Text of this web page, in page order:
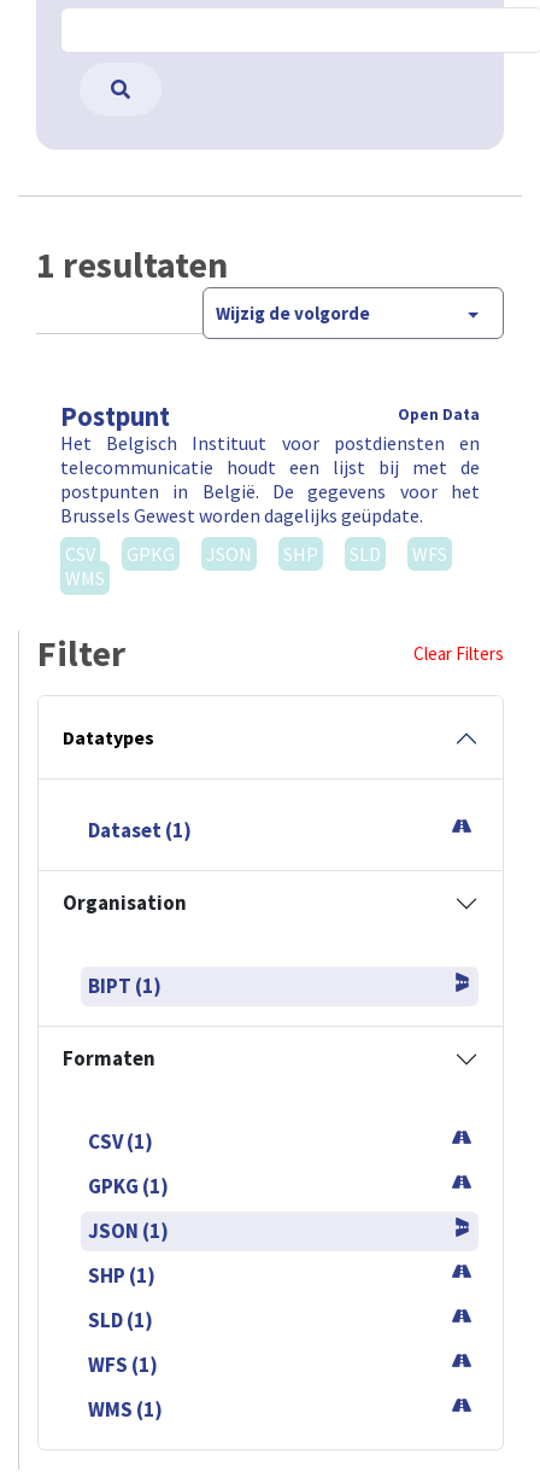
1 resultaten
Wijzig de volgorde
Postpunt Open Data
Het Belgisch Instituut voor postdiensten en
telecommunicatie houdt een lijst bij met de
postpunten in België. De gegevens voor het
Brussels Gewest worden dagelijks geüpdate.
CSV
GPKG JSON SHP SLD
WFS
WMS
Filter Clear Filters
Datatypes
Dataset (1)
Organisation
BIPT (1)
Formaten
CSV (1)
GPKG (1)
JSON (1)
SHP (1)
SLD (1)
WFS (1)
WMS (1)